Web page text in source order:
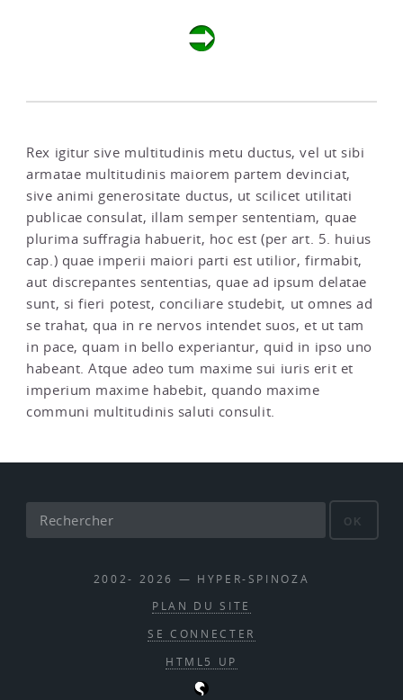
Rex igitur sive multitudinis metu ductus, vel ut sibi
armatae multitudinis maiorem partem devinciat,
sive animi generositate ductus, ut scilicet utilitati
publicae consulat, illam semper sententiam, quae
plurima suffragia habuerit, hoc est (per art. 5. huius
cap.) quae imperii maiori parti est utilior, firmabit,
aut discrepantes sententias, quae ad ipsum delatae
sunt, si fieri potest, conciliare studebit, ut omnes ad
se trahat, qua in re nervos intendet suos, et ut tam
in pace, quam in bello experiantur, quid in ipso uno
habeant. Atque adeo tum maxime sui iuris erit et
imperium maxime habebit, quando maxime
communi multitudinis saluti consulit.
OK
2002- 2026 — HYPER-SPINOZA
PLAN DU SITE
SE CONNECTER
HTML5 UP